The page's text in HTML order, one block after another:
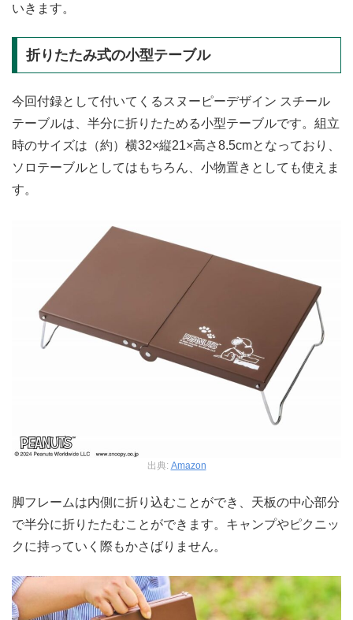
いきます。
折りたたみ式の小型テーブル
今回付録として付いてくるスヌーピーデザイン スチール
テーブルは、半分に折りたためる小型テーブルです。組立
時のサイズは（約）横32×縦21×高さ8.5cmとなっており、
ソロテーブルとしてはもちろん、小物置きとしても使えま
す。
出典: Amazon
脚フレームは内側に折り込むことができ、天板の中心部分
で半分に折りたたむことができます。キャンプやピクニッ
クに持っていく際もかさばりません。